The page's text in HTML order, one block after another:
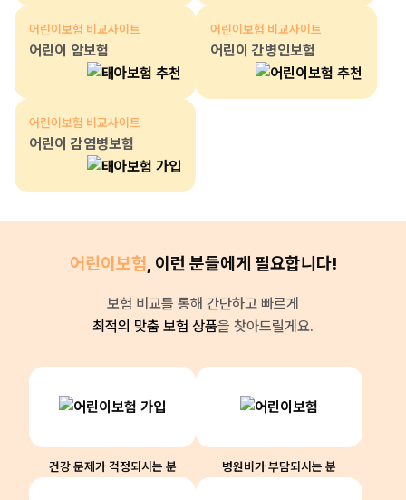
어린이보험 비교사이트
어린이 암보험
어린이보험 비교사이트
어린이 간병인보험
어린이보험 비교사이트
어린이 감염병보험
어린이보험, 이런 분들에게 필요합니다!
보험 비교를 통해 간단하고 빠르게
최적의 맞춤 보험 상품을 찾아드릴게요.
건강 문제가 걱정되시는 분 병원비가 부담되시는 분